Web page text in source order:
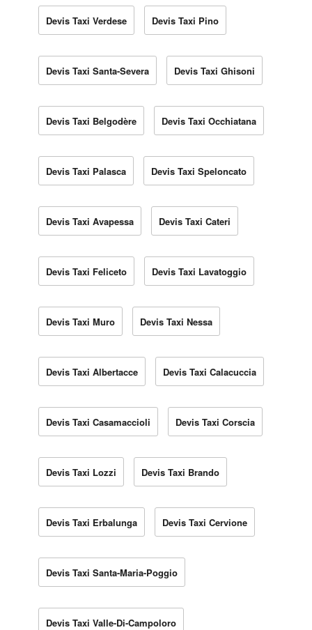
Devis Taxi Verdese Devis Taxi Pino
Devis Taxi Santa-Severa Devis Taxi Ghisoni
Devis Taxi Belgodère Devis Taxi Occhiatana
Devis Taxi Palasca Devis Taxi Speloncato
Devis Taxi Avapessa Devis Taxi Cateri
Devis Taxi Feliceto Devis Taxi Lavatoggio
Devis Taxi Muro Devis Taxi Nessa
Devis Taxi Albertacce Devis Taxi Calacuccia
Devis Taxi Casamaccioli Devis Taxi Corscia
Devis Taxi Lozzi Devis Taxi Brando
Devis Taxi Erbalunga Devis Taxi Cervione
Devis Taxi Santa-Maria-Poggio
Devis Taxi Valle-Di-Campoloro